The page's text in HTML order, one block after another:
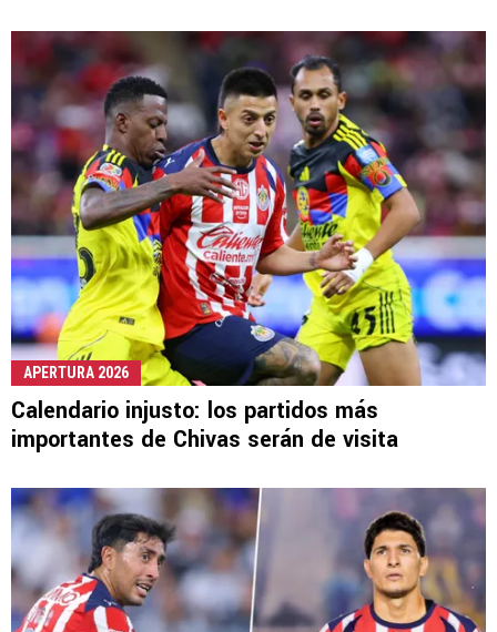
APERTURA 2026
Calendario injusto: los partidos más
importantes de Chivas serán de visita